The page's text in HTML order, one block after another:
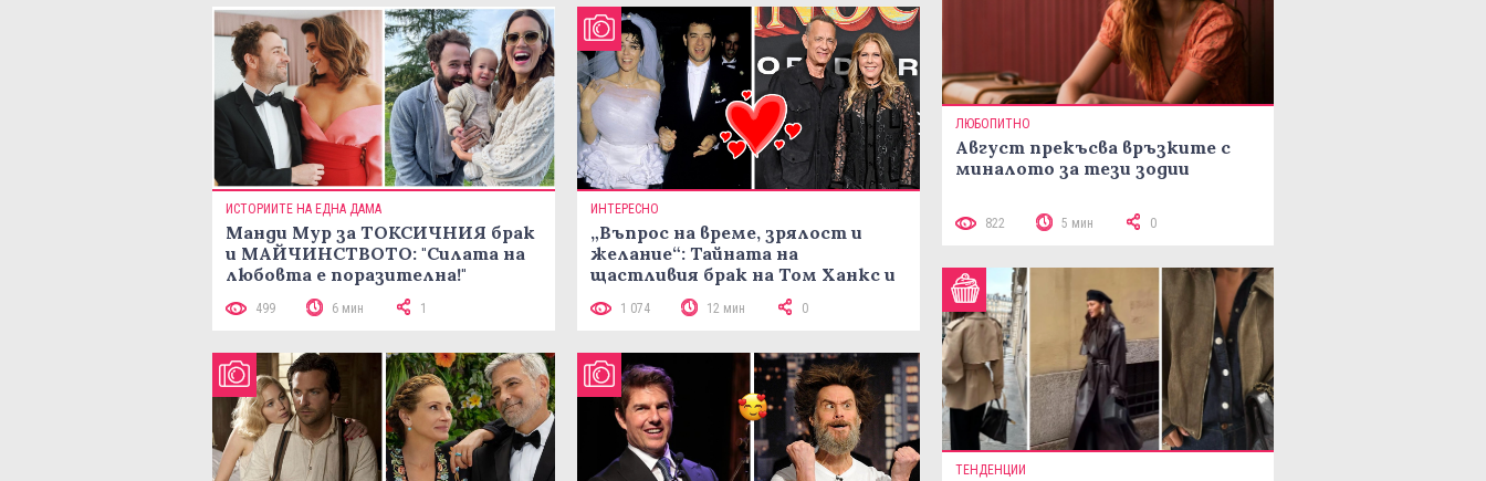
ИСТОРИИТЕ НА ЕДНА ДАМА
Манди Мур за ТОКСИЧНИЯ брак
и МАЙЧИНСТВОТО: "Силата на
любовта е поразителна!"
499 6 мин 1
ИНТЕРЕСНО
„Въпрос на време, зрялост и
желание“: Тайната на
щастливия брак на Том Ханкс и
Рита Уилсън
1 074 12 мин 0
ЛЮБОПИТНО
Август прекъсва връзките с
миналото за тези зодии
822 5 мин 0
ТЕНДЕНЦИИ